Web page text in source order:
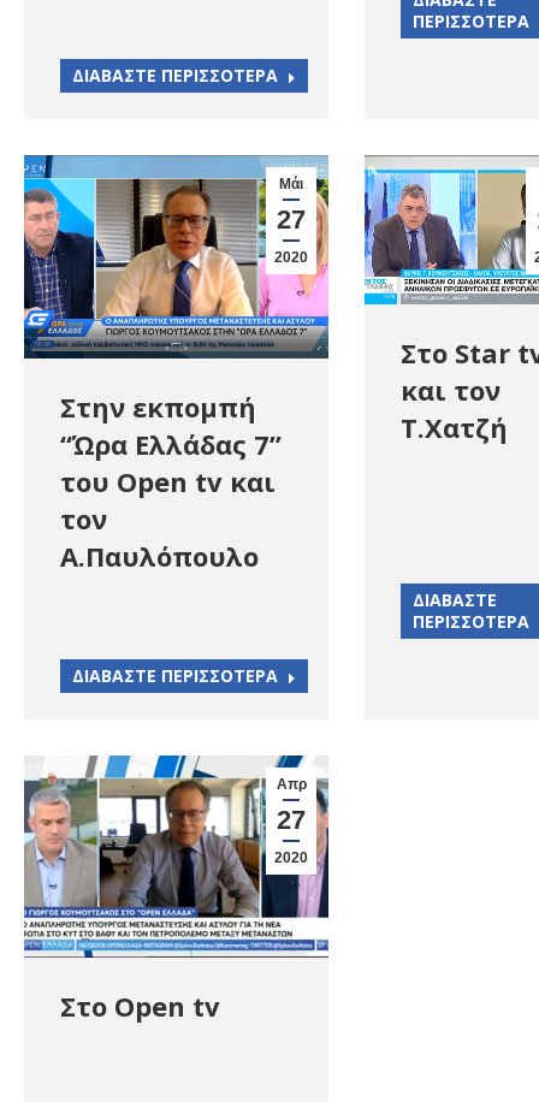
ΔΙΑΒΑΣΤΕ ΠΕΡΙΣΣΟΤΕΡΑ
ΠΕΡΙΣΣΟΤΕΡΑ
Μάι
27
2020
Στην εκπομπή
“Ώρα Ελλάδας 7”
του Open tv και
τον
Α.Παυλόπουλο
ΔΙΑΒΑΣΤΕ ΠΕΡΙΣΣΟΤΕΡΑ
Στο Star
και τον
Τ.Χατζή
ΔΙΑΒΑΣΤΕ
ΠΕΡΙΣΣΟΤΕΡΑ
Απρ
27
2020
Στο Open tv